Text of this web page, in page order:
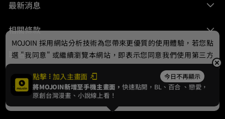
最新消息
相關條款
聯絡我們
© 2024 gamania Digital Entertainment Co., Ltd.
點擊 加入主畫面 今日不再顯示
將MOJOIN新增至手機主畫面，快速點開，BL、 百合 、戀愛，
原創台灣漫畫、小說線上看！
MOJOIN 採用網站分析技術為您帶來更優質的使用體驗，若您點
選 "我同意" 或繼續瀏覽本網站，即表示您同意我們使用第三方
Cookie，欲瞭解更多資訊請見隱私權政策。
我同意